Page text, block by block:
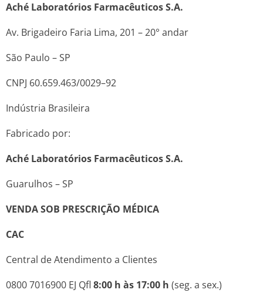
Aché Laboratórios Farmacêuticos S.A.
Av. Brigadeiro Faria Lima, 201 – 20° andar
São Paulo – SP
CNPJ 60.659.463/0029–92
Indústria Brasileira
Fabricado por:
Aché Laboratórios Farmacêuticos S.A.
Guarulhos – SP
VENDA SOB PRESCRIÇÃO MÉDICA
CAC
Central de Atendimento a Clientes
0800 7016900 EJ Qfl 8:00 h às 17:00 h (seg. a sex.)